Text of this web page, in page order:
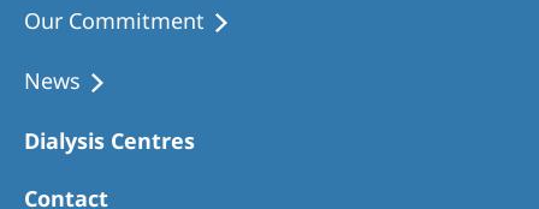
Our Commitment
News
Dialysis Centres
Contact